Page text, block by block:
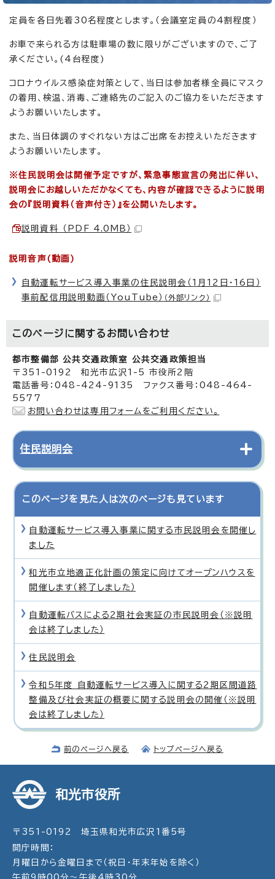
定員を各日先着30名程度とします。（会議室定員の4割程度）
お車で来られる方は駐車場の数に限りがございますので、ご了
承ください。(4台程度)
コロナウイルス感染症対策として、当日は参加者様全員にマスク
の着用、検温、消毒、ご連絡先のご記入のご協力をいただきます
ようお願いいたします。
また、当日体調のすぐれない方はご出席をお控えいただきます
ようお願いいたします。
※住民説明会は開催予定ですが、緊急事態宣言の発出に伴い、
説明会にお越しいただかなくても、内容が確認できるように説明
会の『説明資料（音声付き）』を公開いたします。
説明資料 （PDF 4.0MB）
説明音声(動画)
自動運転サービス導入事業の住民説明会（1月12日・16日）
事前配信用説明動画（YouTube） （外部リンク）
このページに関する お問い合わせ
都市整備部 公共交通政策室 公共交通政策担当
〒351-0192 和光市広沢1-5 市役所2階
電話番号：048-424-9135 ファクス番号：048-464-
5577
お問い合わせは専用フォームをご利用ください。
住民説明会
このページを見た人は次のページも見ています
自動運転サービス導入事業に関する市民説明会を開催し
ました
和光市立地適正化計画の策定に向けてオープンハウスを
開催します（終了しました）
自動運転バスによる2期社会実証の市民説明会（※説明
会は終了しました）
住民説明会
令和5年度 自動運転サービス導入に関する2期区間道路
整備及び社会実証の概要に関する説明会の開催（※説明
会は終了しました）
前のページへ戻る トップページへ戻る
和光市役所
〒351-0192 埼玉県和光市広沢1番5号
開庁時間：
月曜日から金曜日まで（祝日・年末年始を除く）
午前9時00分～午後4時30分